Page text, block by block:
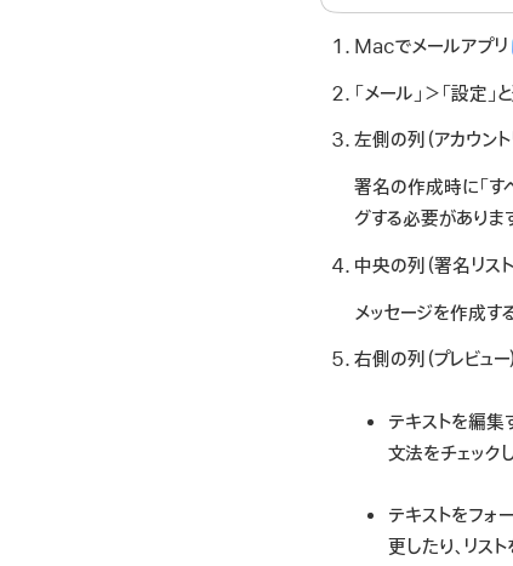
Macでメールアプリ
「メール」＞「設定」
左側の列（アカウン
署名の作成時に「す
グする必要があります
中央の列（署名リス
メッセージを作成す
右側の列（プレビュ
テキストを編集
文法をチェック
テキストをフォ
更したり、リス